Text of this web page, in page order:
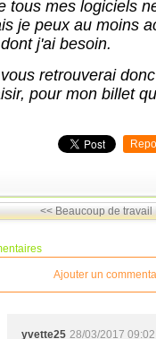
tous mes logiciels
je peux au moins
j'ai besoin.
retrouverai
pour mon billet
<< Beaucoup de travail
Ajouter un
yvette25 28/03/2017 09:02